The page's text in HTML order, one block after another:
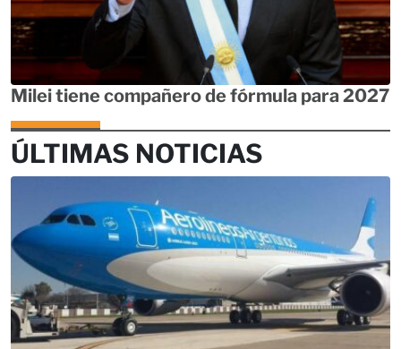
Milei tiene compañero de fórmula para 2027
ÚLTIMAS NOTICIAS